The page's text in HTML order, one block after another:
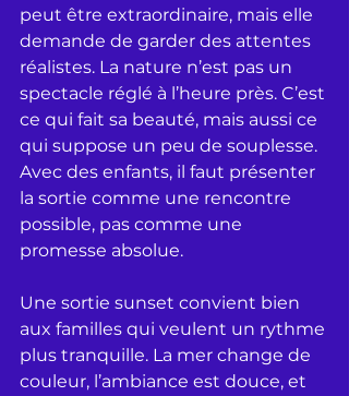
peut être extraordinaire, mais elle
demande de garder des attentes
réalistes. La nature n’est pas un
spectacle réglé à l’heure près. C’est
ce qui fait sa beauté, mais aussi ce
qui suppose un peu de souplesse.
Avec des enfants, il faut présenter
la sortie comme une rencontre
possible, pas comme une
promesse absolue.
Une sortie sunset convient bien
aux familles qui veulent un rythme
plus tranquille. La mer change de
couleur, l’ambiance est douce, et